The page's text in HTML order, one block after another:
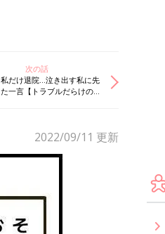
次の話
私だけ退院…泣き出す私に先
一言【トラブルだらけのハ
2022/09/11 更新